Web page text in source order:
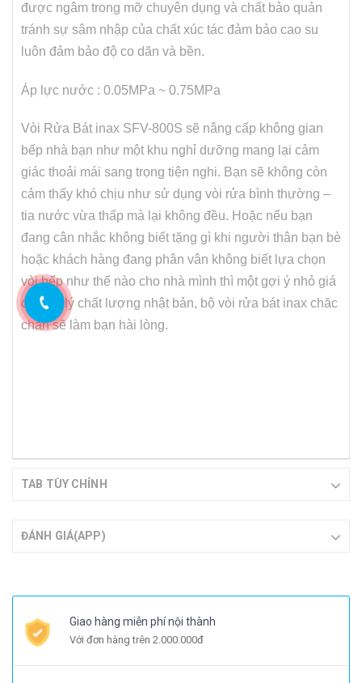
được ngâm trong mỡ chuyên dụng và chất bảo quản
tránh sự sâm nhập của chất xúc tác đảm bảo cao su
luôn đảm bảo độ co dãn và bền.
Áp lực nước : 0.05MPa ~ 0.75MPa
Vòi Rửa Bát inax SFV-800S sẽ nâng cấp không gian
bếp nhà bạn như một khu nghỉ dưỡng mang lại cảm
giác thoải mái sang trọng tiện nghi. Bạn sẽ không còn
cảm thấy khó chịu như sử dụng vòi rửa bình thường –
tia nước vừa thấp mà lại không đều. Hoặc nếu bạn
đang cân nhắc không biết tặng gì khi người thân bạn bè
hoặc khách hàng đang phân vân không biết lựa chọn
vòi bếp như thế nào cho nhà mình thì một gợi ý nhỏ giá
cả hợp lý chất lượng nhật bản, bộ vòi rửa bát inax chăc
chắn sẽ làm bạn hài lòng.
TAB TÙY CHỈNH
ĐÁNH GIÁ(APP)
Giao hàng miễn phí nội thành
Với đơn hàng trên 2.000.000đ